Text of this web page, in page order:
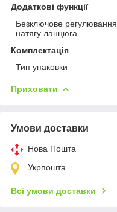
Додаткові функції
Безключове регулювання
натягу ланцюга
Комплектація
Тип упаковки
Приховати
Умови доставки
Нова Пошта
Укрпошта
Всі умови доставки